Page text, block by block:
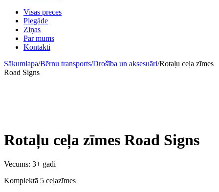
Visas preces
Piegāde
Ziņas
Par mums
Kontakti
Sākumlapa/Bērnu transports/Drošība un aksesuāri/Rotaļu ceļa zīmes
Road Signs
Rotaļu ceļa zīmes Road Signs
Vecums: 3+ gadi
Komplektā 5 ceļazīmes